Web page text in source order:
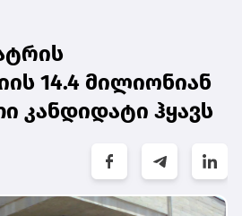
14.4 მილიონიან
კანდიდატი ჰყავს